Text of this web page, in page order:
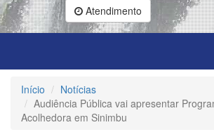
Atendimento
Início
Notícias
Audiência Pública vai apresentar
Acolhedora em Sinimbu